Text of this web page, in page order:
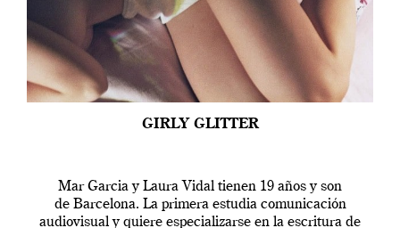
GIRLY GLITTER
Mar Garcia y Laura Vidal tienen 19 años y son
de Barcelona. La primera estudia comunicación
audiovisual y quiere especializarse en la escritura de